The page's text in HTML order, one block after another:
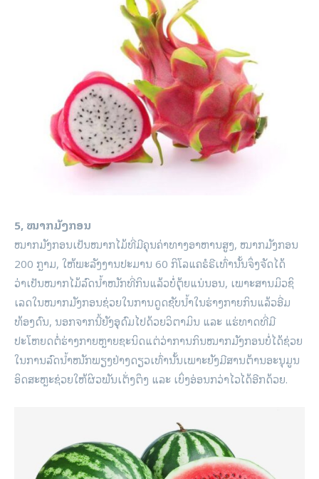
5, ໝາກມັງກອນ
ໝາກມັງກອນເປັນໝາກໄມ້ທີ່ມີຄຸນຄ່າທາງອາຫານສູງ, ໝາກມັງກອນ
200 ກຼາມ, ໃຫ້ພະລັງງານປະມານ 60 ກິໂລແຄຣໍຣີເທົ່ານັ້ນຈຶ່ງຈັດໄດ້
ວ່າເປັນໝາກໄມ້ລົດນ້ຳໜັກທີ່ກິນແລ້ວບໍ່ຕຸ້ຍແນ່ນອນ, ເພາະສານມິວຊິ
ເລດໃນໝາກມັງກອນຊ່ວຍໃນການດູດຊັບນ້ຳໃນຮ່າງກາຍກິນແລ້ວອີ່ມ
ທ້ອງດົນ, ນອກຈາກນີ້ຍັງອຸດົມໄປດ້ວຍວິຕາມິນ ແລະ ແຮ່ທາດທີ່ມີ
ປະໂຫຍດຕໍ່ຮ່າງກາຍຫຼາຍຊະນິດແຕ່ວ່າການກິນໝາກມັງກອນບໍ່ໄດ້ຊ່ວຍ
ໃນການລົດນ້ຳໜັກພຽງຢ່າງດຽວເທົ່ານັ້ນເພາະຍັງມີສານຕ້ານອະນຸມູນ
ອິດສະຫຼະຊ່ວຍໃຫ້ຜິວພັນເຕັ່ງຕຶງ ແລະ ເບິ່ງອ່ອນກວ່າໄວໄດ້ອີກດ້ວຍ.